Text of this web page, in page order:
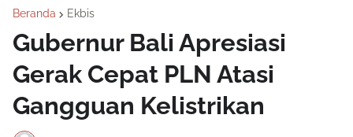
Beranda Ekbis
Gubernur Bali Apresiasi
Gerak Cepat PLN Atasi
Gangguan Kelistrikan